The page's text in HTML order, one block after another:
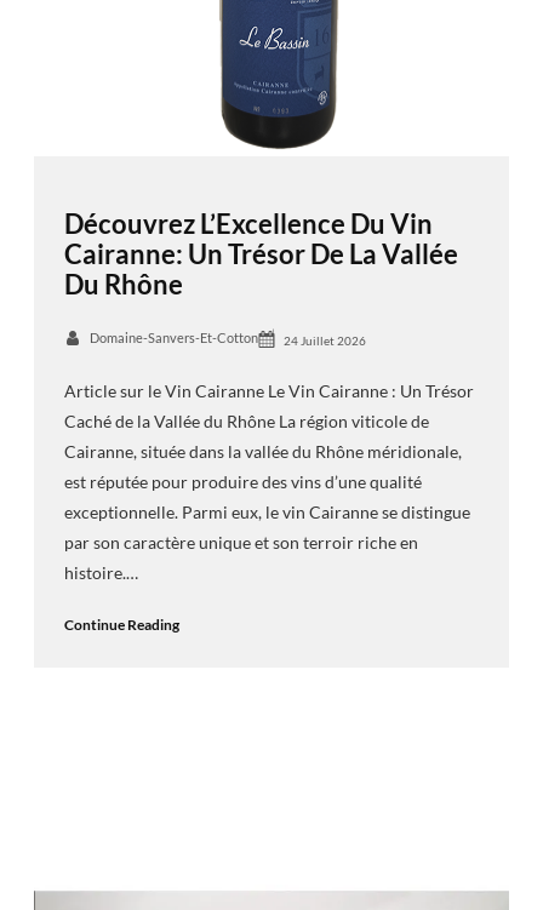
Découvrez L’Excellence Du Vin
Cairanne: Un Trésor De La Vallée
Du Rhône
Domaine-Sanvers-Et-Cotton 24 Juillet 2026
Article sur le Vin Cairanne Le Vin Cairanne : Un Trésor
Caché de la Vallée du Rhône La région viticole de
Cairanne, située dans la vallée du Rhône méridionale,
est réputée pour produire des vins d’une qualité
exceptionnelle. Parmi eux, le vin Cairanne se distingue
par son caractère unique et son terroir riche en
histoire.…
Continue Reading